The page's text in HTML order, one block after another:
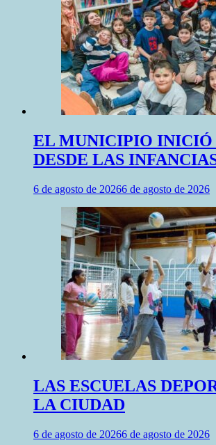
EL MUNICIPIO INICIÓ
DESDE LAS
6 de agosto de 20266 de agosto de 2026
LAS ESCUELAS
LA CIUDAD
6 de agosto de 20266 de agosto de 2026